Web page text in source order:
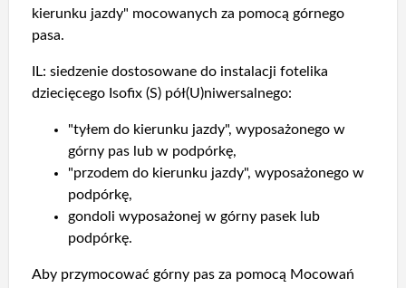
kierunku jazdy" mocowanych za pomocą górnego
pasa.
IL: siedzenie dostosowane do instalacji fotelika
dziecięcego Isofix (S) pół(U)niwersalnego:
"tyłem do kierunku jazdy", wyposażonego w
górny pas lub w podpórkę,
"przodem do kierunku jazdy", wyposażonego w
podpórkę,
gondoli wyposażonej w górny pasek lub
podpórkę.
Aby przymocować górny pas za pomocą Mocowań